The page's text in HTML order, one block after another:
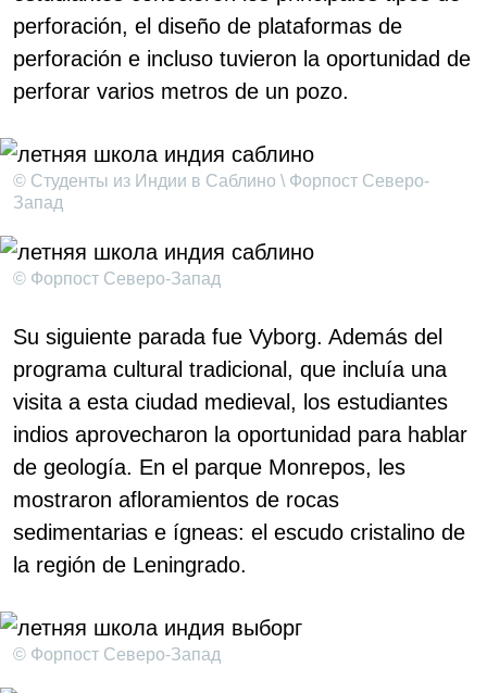
perforación, el diseño de plataformas de
perforación e incluso tuvieron la oportunidad de
perforar varios metros de un pozo.
© Студенты из Индии в Саблино \ Форпост Северо-
Запад
© Форпост Северо-Запад
Su siguiente parada fue Vyborg. Además del
programa cultural tradicional, que incluía una
visita a esta ciudad medieval, los estudiantes
indios aprovecharon la oportunidad para hablar
de geología. En el parque Monrepos, les
mostraron afloramientos de rocas
sedimentarias e ígneas: el escudo cristalino de
la región de Leningrado.
© Форпост Северо-Запад